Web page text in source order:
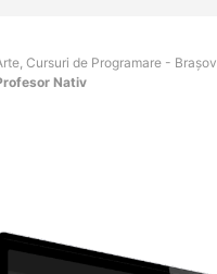
Cursuri de Programare - Braşov
Nativ